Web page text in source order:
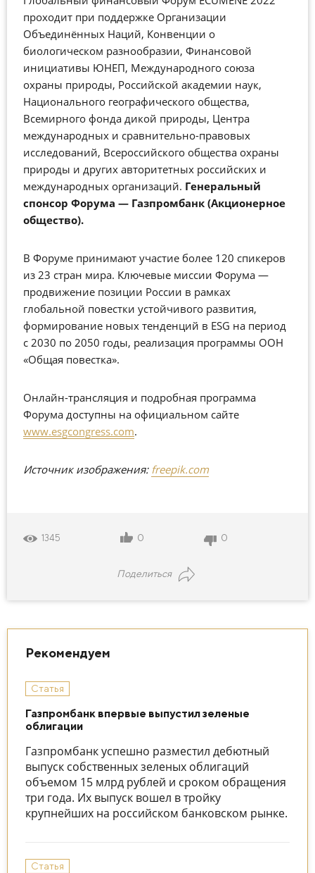
проходит при поддержке Организации
Объединённых Наций, Конвенции о
биологическом разнообразии, Финансовой
инициативы ЮНЕП, Международного союза
охраны природы, Российской академии наук,
Национального географического общества,
Всемирного фонда дикой природы, Центра
международных и сравнительно-правовых
исследований, Всероссийского общества охраны
природы и других авторитетных российских и
международных организаций. Генеральный
спонсор Форума — Газпромбанк (Акционерное
общество).
В Форуме принимают участие более 120 спикеров
из 23 стран мира. Ключевые миссии Форума —
продвижение позиции России в рамках
глобальной повестки устойчивого развития,
формирование новых тенденций в ESG на период
с 2030 по 2050 годы, реализация программы ООН
«Общая повестка».
Онлайн-трансляция и подробная программа
Форума доступны на официальном сайте
www.esgcongress.com.
Источник изображения: freepik.com
1345 0 0
Поделиться
Рекомендуем
Статья
Газпромбанк впервые выпустил зеленые
облигации
Газпромбанк успешно разместил дебютный
выпуск собственных зеленых облигаций
объемом 15 млрд рублей и сроком обращения
три года. Их выпуск вошел в тройку
крупнейших на российском банковском рынке.
Статья